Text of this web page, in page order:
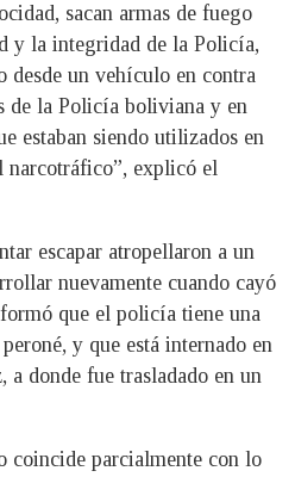
sacan armas de fuego
y la integridad de la Policía,
desde un vehículo en contra
de la Policía boliviana y en
estaban siendo utilizados en
narcotráfico”, explicó el
escapar atropellaron a un
nuevamente cuando cayó
que el policía tiene una
y que está internado en
a donde fue trasladado en un
coincide parcialmente con lo